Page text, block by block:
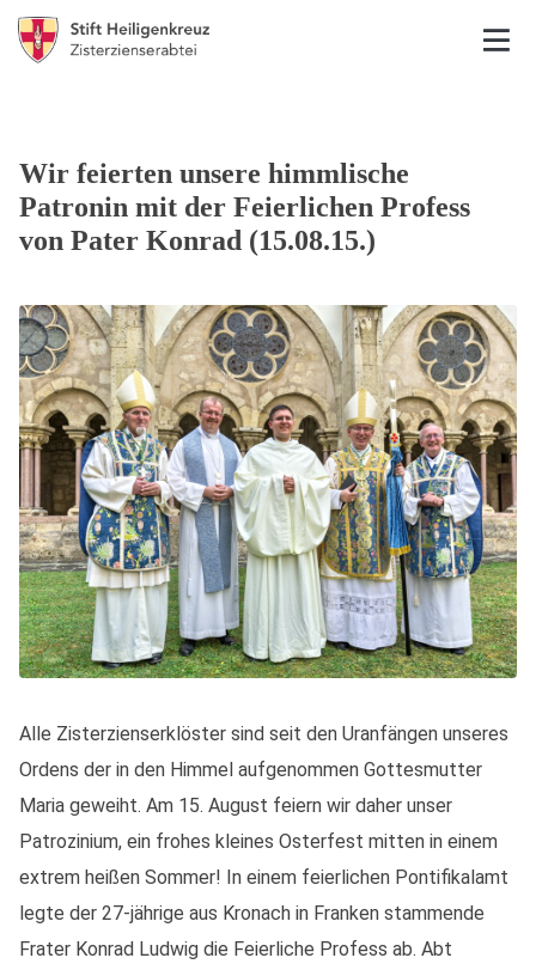
Wir feierten unsere himmlische
Patronin mit der Feierlichen Profess
von Pater Konrad (15.08.15.)
Alle Zisterzienserklöster sind seit den Uranfängen unseres
Ordens der in den Himmel aufgenommen Gottesmutter
Maria geweiht. Am 15. August feiern wir daher unser
Patrozinium, ein frohes kleines Osterfest mitten in einem
extrem heißen Sommer! In einem feierlichen Pontifikalamt
legte der 27-jährige aus Kronach in Franken stammende
Frater Konrad Ludwig die Feierliche Profess ab. Abt